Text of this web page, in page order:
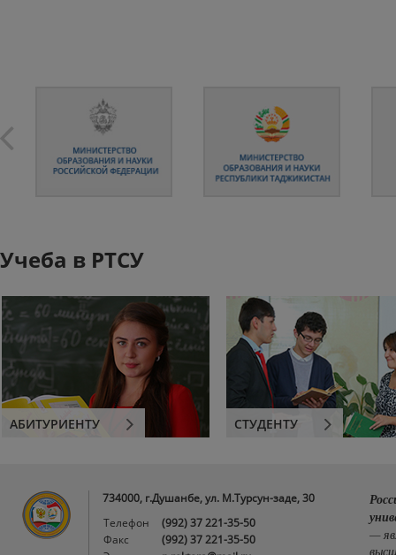
Учеба в РТСУ
АБИТУРИЕНТУ СТУДЕНТУ
734000, г.Душанбе, ул. М.Турсун-заде, 30
Телефон
(992) 37 221-35-50
Факс
(992) 37 221-35-50
—